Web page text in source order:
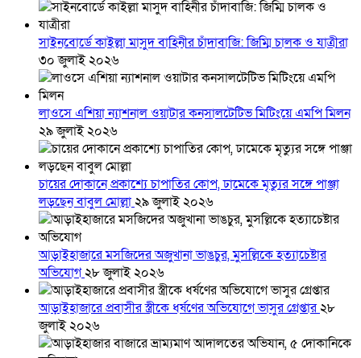
সাইনবোর্ডে কাইল্লা মাসুদ বাহিনীর চাঁদাবাজি: জিম্মি চালক ও যাত্রীরা
৩০ জুলাই ২০২৬
লাওসে এশিয়া ন্যাশনাল ওয়াটার কনসালটেটিভ মিটিংয়ে এমপি মিলন
২৯ জুলাই ২০২৬
চায়ের দোকানে প্রকাশ্যে চাপাতির কোপ, ঢামেকে মৃত্যুর সঙ্গে পাঞ্জা
লড়ছেন বাবুল মোল্লা২৯ জুলাই ২০২৬
আড়াইহাজারে মস‌জি‌দের অজুখানা ভাঙচুর, মুসল্লিকে হত্যাচেষ্টার
অভিযোগ২৮ জুলাই ২০২৬
আড়াইহাজারে প্রবাসীর স্ত্রীকে ধর্ষণের অভিযোগে ভাসুর গ্রেপ্তার২৮
জুলাই ২০২৬